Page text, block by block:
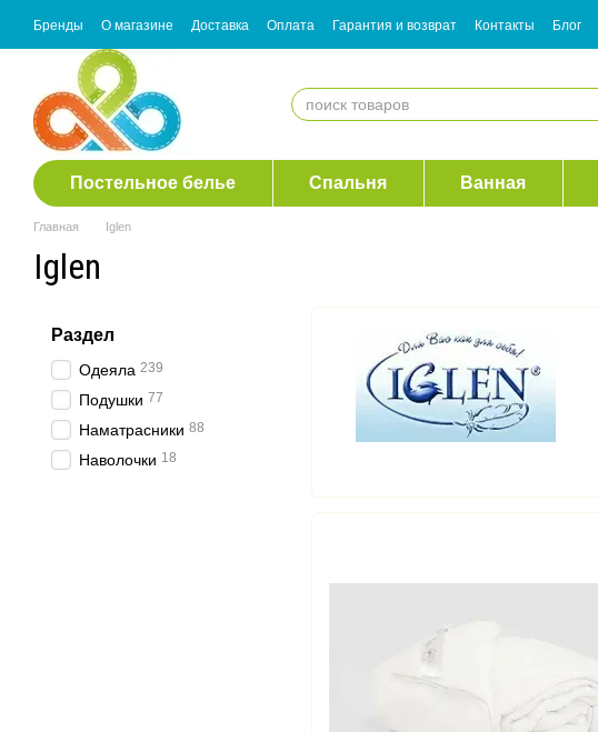
Перейти к основному контенту
Бренды О магазине Доставка Оплата Гарантия и возврат Контакты Блог
Согласие с рассылкой
Постельное белье Спальня Ванная
Главная Iglen
Iglen
Раздел
Одеяла 239
Подушки 77
Наматрасники 88
Наволочки 18